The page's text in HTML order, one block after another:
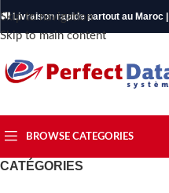
Skip to navigation
Skip to main content
🚚 Livraison rapide partout au Maroc
BROWSE CATEGORIES
CATÉGORIES